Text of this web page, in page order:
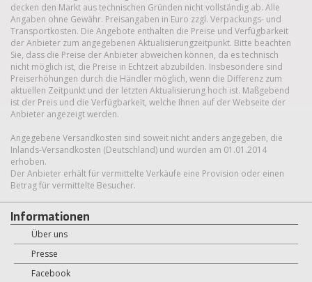
decken den Markt aus technischen Gründen nicht vollständig ab. Alle
Angaben ohne Gewähr. Preisangaben in Euro zzgl. Verpackungs- und
Transportkosten. Die Angebote enthalten die Preise und Verfügbarkeit
der Anbieter zum angegebenen Aktualisierungzeitpunkt. Bitte beachten
Sie, dass die Preise der Anbieter abweichen können, da es technisch
nicht möglich ist, die Preise in Echtzeit abzubilden. Insbesondere sind
Preiserhöhungen durch die Händler möglich, wenn die Differenz zum
aktuellen Zeitpunkt und der letzten Aktualisierung hoch ist. Maßgebend
ist der Preis und die Verfügbarkeit, welche Ihnen auf der Webseite der
Anbieter angezeigt werden.
Angegebene Versandkosten sind soweit nicht anders angegeben, die
Inlands-Versandkosten (Deutschland) und wurden am 01.01.2014
erhoben.
Der Anbieter erhält für vermittelte Verkäufe eine Provision oder einen
Betrag für vermittelte Besucher.
Informationen
Über uns
Presse
Facebook